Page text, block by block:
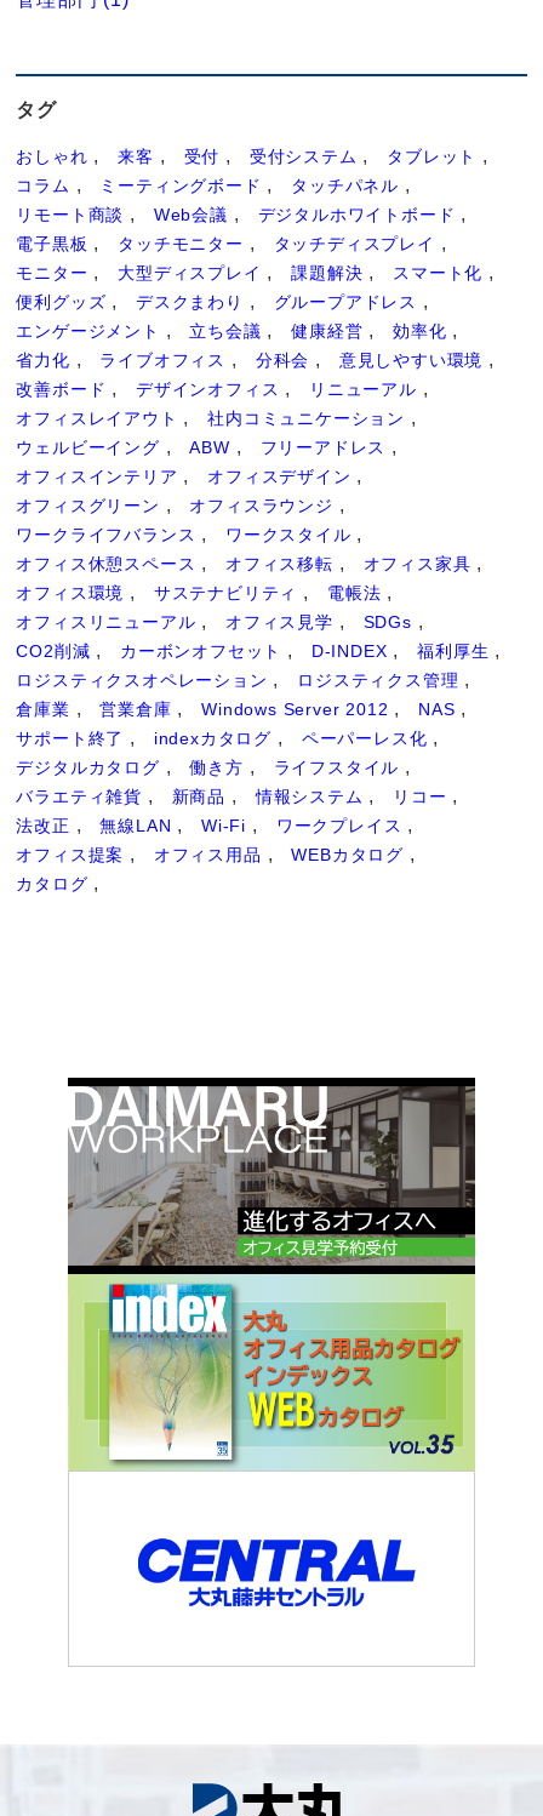
タグ
おしゃれ 来客 受付 受付システム
タブレット
コラム
ミーティングボード
タッチパネル
リモート商談
Web会議
デジタルホワイトボード
電子黒板
タッチモニター
タッチディスプレイ
モニター
大型ディスプレイ 課題解決
スマート化
便利グッズ
デスクまわり
グループアドレス
エンゲージメント
立ち会議 健康経営
効率化
省力化
ライブオフィス 分科会
意見しやすい環境
改善ボード
デザインオフィス
リニューアル
オフィスレイアウト
社内コミュニケーション
ウェルビーイング
ABW
フリーアドレス
オフィスインテリア
オフィスデザイン
オフィスグリーン
オフィスラウンジ
ワークライフバランス
ワークスタイル
オフィス休憩スペース
オフィス移転
オフィス家具
オフィス環境
サステナビリティ
電帳法
オフィスリニューアル
オフィス見学
SDGs
CO2削減
カーボンオフセット D-INDEX
福利厚生
ロジスティクスオペレーション
ロジスティクス管理
倉庫業
営業倉庫 Windows Server 2012
NAS
サポート終了
indexカタログ
ペーパーレス化
デジタルカタログ
働き方
ライフスタイル
バラエティ雑貨
新商品 情報システム
リコー
法改正
無線LAN Wi-Fi
ワークプレイス
オフィス提案
オフィス用品
WEBカタログ
カタログ